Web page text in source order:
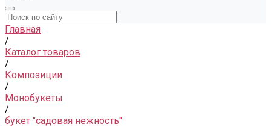
Главная
/
Каталог товаров
/
Композиции
/
Монобукеты
/
букет "садовая нежность"